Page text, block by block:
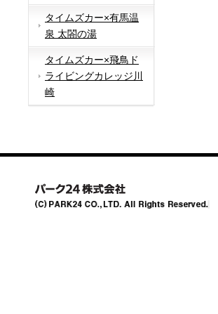
タイムズカー×有馬温
泉 太閤の湯
タイムズカー×飛鳥ド
ライビングカレッジ川
崎